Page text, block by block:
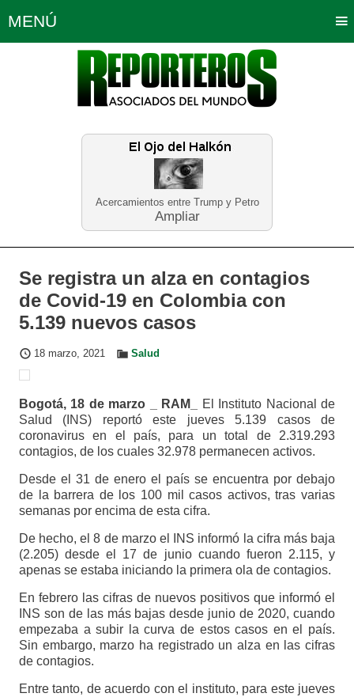
Acercamientos entre Trump y Petro
Ampliar
MENÚ
Política Opinión Bogotá
Planeta Tierra Deportes
Educación Neira
Se registra un alza en contagios
de Covid-19 en Colombia con
5.139 nuevos casos
18 marzo, 2021 Salud
Bogotá, 18 de marzo _ RAM_
El Instituto Nacional de
Salud (INS) reportó este jueves 5.139 casos de
coronavirus en el país, para un total de 2.319.293
contagios, de los cuales 32.978 permanecen activos.
Desde el 31 de enero el país se encuentra por debajo
de la barrera de los 100 mil casos activos, tras varias
semanas por encima de esta cifra.
De hecho, el 8 de marzo el INS informó la cifra más baja
(2.205) desde el 17 de junio cuando fueron 2.115, y
apenas se estaba iniciando la primera ola de contagios.
En febrero las cifras de nuevos positivos que informó el
INS son de las más bajas desde junio de 2020, cuando
empezaba a subir la curva de estos casos en el país.
Sin embargo, marzo ha registrado un alza en las cifras
de contagios.
Entre tanto, de acuerdo con el instituto, para este jueves